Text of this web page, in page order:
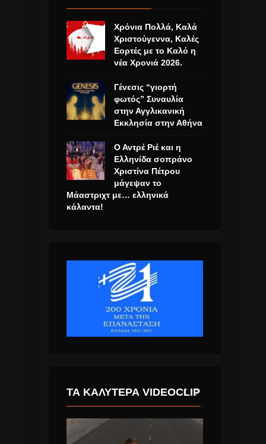
Χρόνια Πολλά, Καλά
Χριστούγεννα, Καλές
Εορτές με το Καλό η
νέα Χρονιά 2026.
Γένεσις “γιορτή
φωτός” Συναυλία
στην Αγγλικανική
Εκκλησία στην Αθήνα
Ο Αντρέ Ριέ και η
Ελληνίδα σοπράνο
Χριστίνα Πέτρου
μάγεψαν το
Μάαστριχτ με… ελληνικά
κάλαντα!
ΤΑ ΚΑΛΎΤΕΡΑ VIDEOCLIP